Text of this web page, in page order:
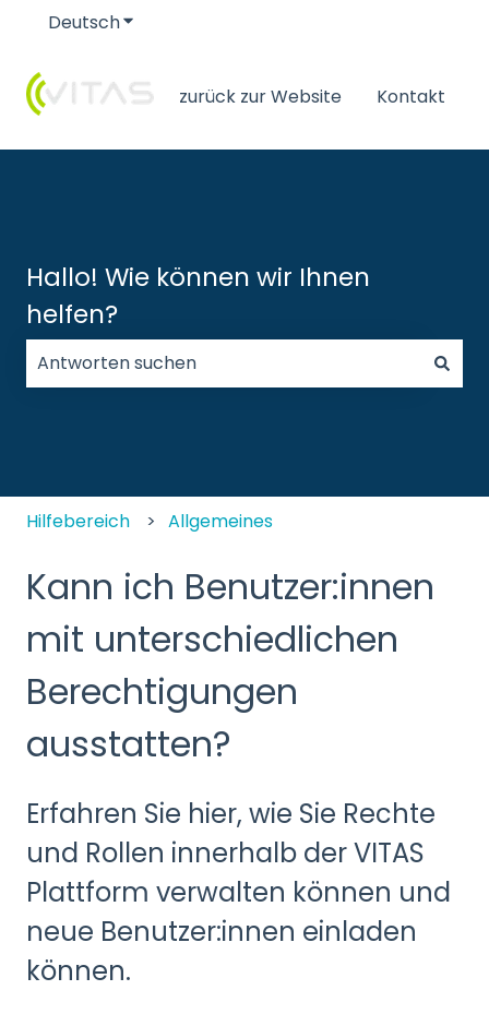
DeutschUntermenü für Übersetzungen anzeigen
zurück zur Website Kontakt
Hallo! Wie können wir Ihnen
helfen?
Hilfebereich Allgemeines
Kann ich Benutzer:innen
mit unterschiedlichen
Berechtigungen
ausstatten?
Erfahren Sie hier, wie Sie Rechte
und Rollen innerhalb der VITAS
Plattform verwalten können und
neue Benutzer:innen einladen
können.